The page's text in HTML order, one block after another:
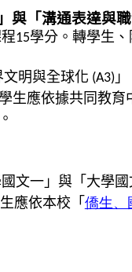
與「溝通表達與職
15學分。轉學生
文明與全球化 (A3)
生應依據共同教育
文一」與「大學
應依本校「 僑生、